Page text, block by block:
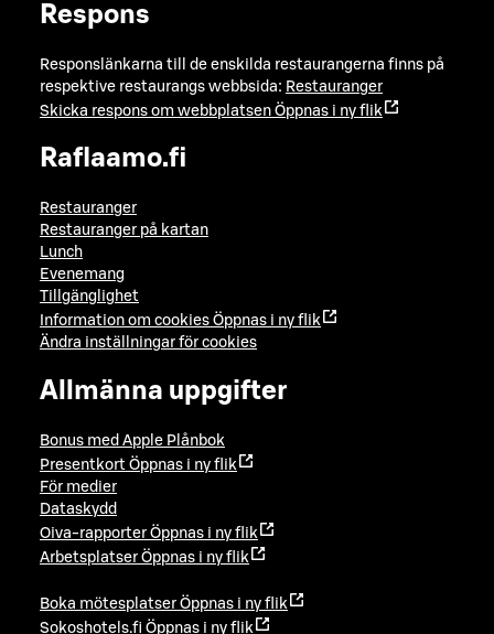
Respons
Responslänkarna till de enskilda restaurangerna finns på
respektive restaurangs webbsida: Restauranger
Skicka respons om webbplatsen Öppnas i ny flik
Raflaamo.fi
Restauranger
Restauranger på kartan
Lunch
Evenemang
Tillgänglighet
Information om cookies Öppnas i ny flik
Ändra inställningar för cookies
Allmänna uppgifter
Bonus med Apple Plånbok
Presentkort Öppnas i ny flik
För medier
Dataskydd
Oiva-rapporter Öppnas i ny flik
Arbetsplatser Öppnas i ny flik
Boka mötesplatser Öppnas i ny flik
Sokoshotels.fi Öppnas i ny flik